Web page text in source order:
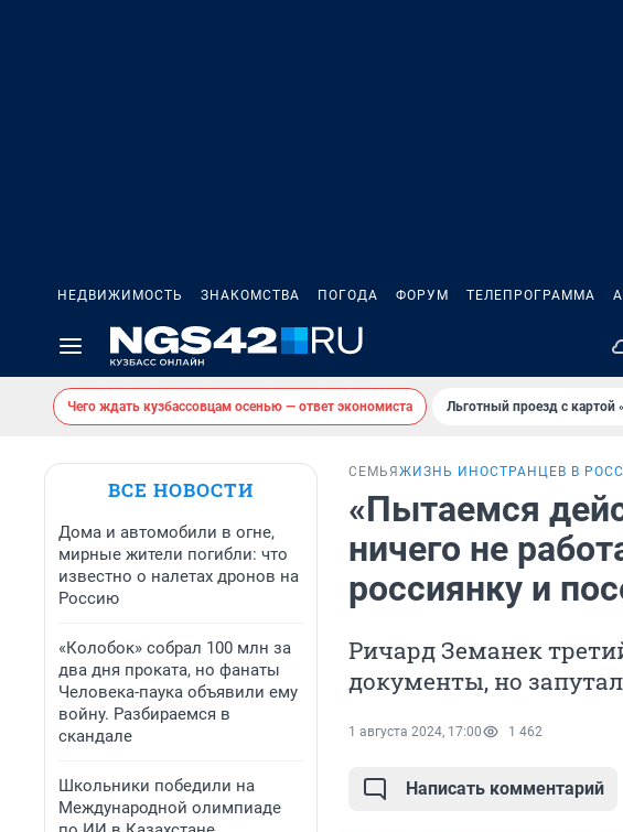
НЕДВИЖИМОСТЬ ЗНАКОМСТВА ПОГОДА ФОРУМ ТЕЛЕПРОГРАММА
Чего ждать кузбассовцам осенью — ответ экономиста Льготный проезд с картой
ВСЕ НОВОСТИ
Дома и автомобили в огне,
мирные жители погибли: что
известно о налетах дронов на
Россию
«Колобок» собрал 100 млн за
два дня проката, но фанаты
Человека-паука объявили ему
войну. Разбираемся в
скандале
Школьники победили на
Международной олимпиаде
СЕМЬЯ ЖИЗНЬ ИНОСТРАНЦЕВ В
«Пытаемся
ничего не
россиянку и
Ричард Земанек
документы, но
1 августа 2024, 17:00 1 462
Написать комментарий